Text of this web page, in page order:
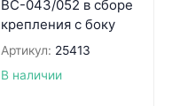
BC-043/052 в сборе
крепления с боку
Артикул: 25413
В наличии